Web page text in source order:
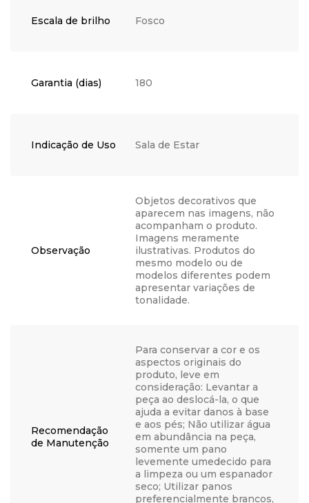
Escala de brilho Fosco
Garantia (dias) 180
Indicação de Uso Sala de Estar
Observação
Objetos decorativos que
aparecem nas imagens, não
acompanham o produto.
Imagens meramente
ilustrativas. Produtos do
mesmo modelo ou de
modelos diferentes podem
apresentar variações de
tonalidade.
Recomendação
de Manutenção
Para conservar a cor e os
aspectos originais do
produto, leve em
consideração: Levantar a
peça ao deslocá-la, o que
ajuda a evitar danos à base
e aos pés; Não utilizar água
em abundância na peça,
somente um pano
levemente umedecido para
a limpeza ou um espanador
seco; Utilizar panos
preferencialmente brancos,